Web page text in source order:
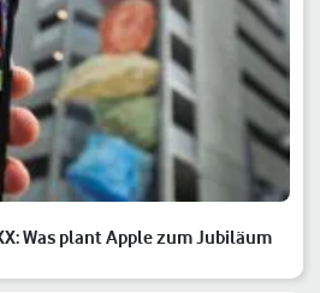
Was plant Apple zum Jubiläum